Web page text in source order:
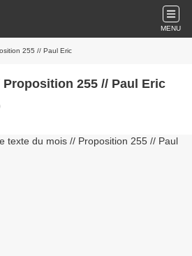
MENU
255 // Paul Eric
255 // Paul Eric